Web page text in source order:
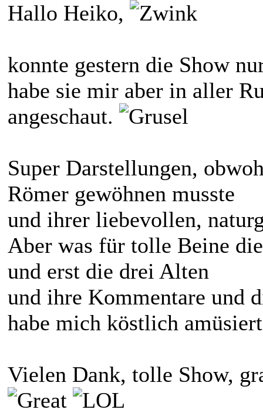
Hallo Heiko,
konnte gestern die Show
habe sie mir aber in aller
angeschaut.
Super Darstellungen,
Römer gewöhnen musste
und ihrer liebevollen,
Aber was für tolle Beine
und erst die drei Alten
und ihre Kommentare und
habe mich köstlich
Vielen Dank, tolle Show,